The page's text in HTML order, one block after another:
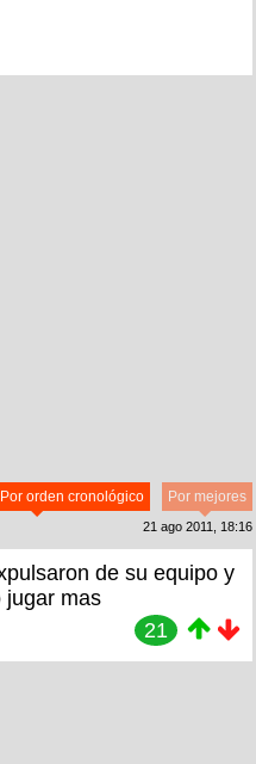
Por mejores
Por orden cronológico
21 ago 2011, 18:16
de su equipo y
jugar mas
21